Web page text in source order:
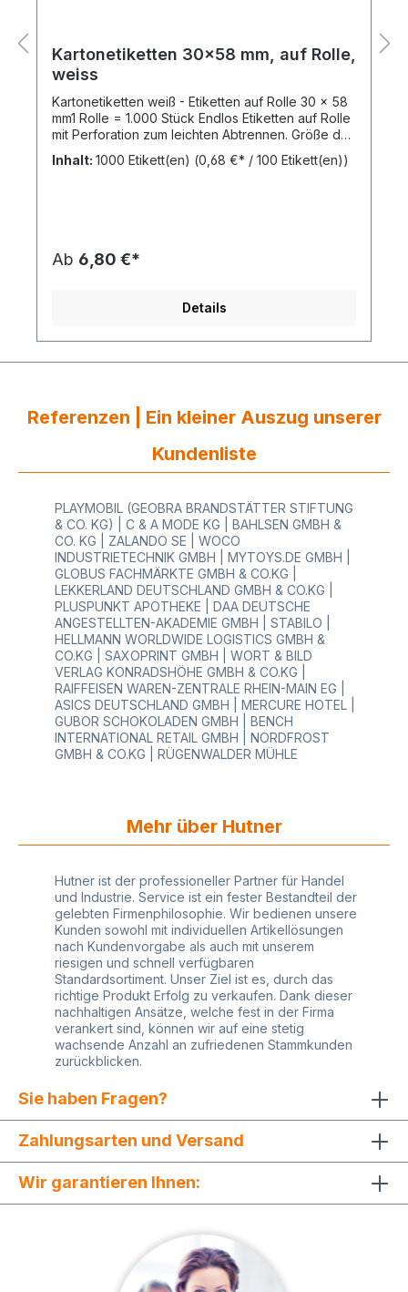
Kartonetiketten 30x58 mm, auf Rolle,
weiss
Kartonetiketten weiß - Etiketten auf Rolle 30 x 58
mm1 Rolle = 1.000 Stück Endlos Etiketten auf Rolle
mit Perforation zum leichten Abtrennen. Größe der
Kartonetikett aus 250 g/qm OffsetkartonEin 3 mm
Sicherheitsfäden Preisetiketten auf Ihre Produkte
Kartonetiketten bzw. Hang Tags sind vom
Etikettenhersteller bereits mit einer Perforation
Sie bei uns im Shop günstig ihre Textiletiketten auf
für Textilien unterschiedlich bedruckt sowie
Aktionsetiketten bzw. Sonderpreisetiketten
Inhalt: 1000 Etikett(en) (0,68 €* / 100 Etikett(en))
Ab 6,80 €*
Details
Referenzen | Ein kleiner Auszug unserer
Kundenliste
PLAYMOBIL (GEOBRA BRANDSTÄTTER STIFTUNG
& CO. KG) | C & A MODE KG | BAHLSEN GMBH &
CO. KG | ZALANDO SE | WOCO
INDUSTRIETECHNIK GMBH | MYTOYS.DE GMBH |
GLOBUS FACHMÄRKTE GMBH & CO.KG |
LEKKERLAND DEUTSCHLAND GMBH & CO.KG |
PLUSPUNKT APOTHEKE | DAA DEUTSCHE
ANGESTELLTEN-AKADEMIE GMBH | STABILO |
HELLMANN WORLDWIDE LOGISTICS GMBH &
CO.KG | SAXOPRINT GMBH | WORT & BILD
VERLAG KONRADSHÖHE GMBH & CO.KG |
RAIFFEISEN WAREN-ZENTRALE RHEIN-MAIN EG |
ASICS DEUTSCHLAND GMBH | MERCURE HOTEL |
GUBOR SCHOKOLADEN GMBH | BENCH
INTERNATIONAL RETAIL GMBH | NORDFROST
GMBH & CO.KG | RÜGENWALDER MÜHLE
Mehr über Hutner
Hutner ist der professioneller Partner für Handel
und Industrie. Service ist ein fester Bestandteil der
gelebten Firmenphilosophie. Wir bedienen unsere
Kunden sowohl mit individuellen Artikellösungen
nach Kundenvorgabe als auch mit unserem
riesigen und schnell verfügbaren
Standardsortiment. Unser Ziel ist es, durch das
richtige Produkt Erfolg zu verkaufen. Dank dieser
nachhaltigen Ansätze, welche fest in der Firma
verankert sind, können wir auf eine stetig
wachsende Anzahl an zufriedenen Stammkunden
zurückblicken.
Sie haben Fragen?
Zahlungsarten und Versand
Wir garantieren Ihnen: